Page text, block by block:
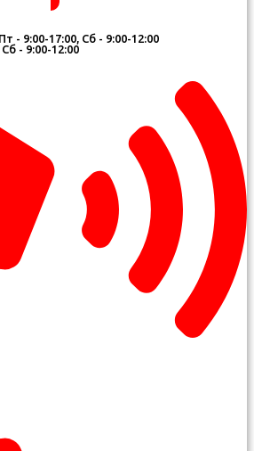
- 9:00-17:00, Сб - 9:00-12:00
- 9:00-12:00